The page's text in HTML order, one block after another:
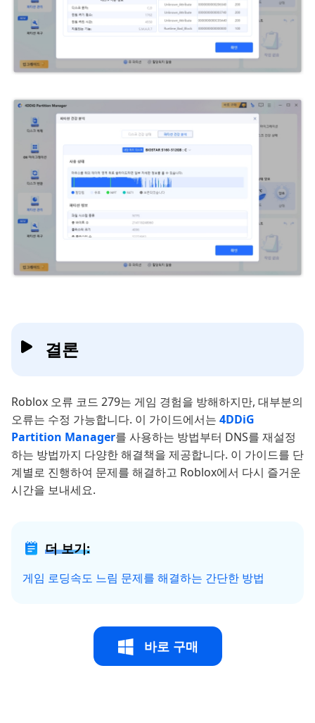
결론
Roblox 오류 코드 279는 게임 경험을 방해하지만, 대부분의
오류는 수정 가능합니다. 이 가이드에서는 4DDiG
Partition Manager를 사용하는 방법부터 DNS를 재설정
하는 방법까지 다양한 해결책을 제공합니다. 이 가이드를 단
계별로 진행하여 문제를 해결하고 Roblox에서 다시 즐거운
시간을 보내세요.
더 보기:
게임 로딩속도 느림 문제를 해결하는 간단한 방법
바로 구매